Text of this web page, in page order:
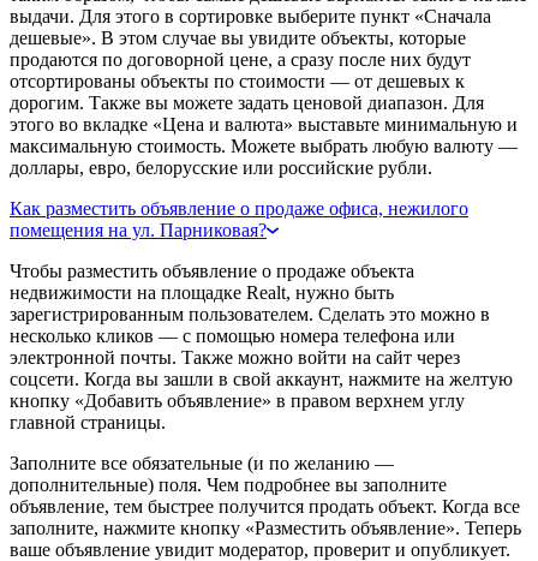
выдачи. Для этого в сортировке выберите пункт «Сначала
дешевые». В этом случае вы увидите объекты, которые
продаются по договорной цене, а сразу после них будут
отсортированы объекты по стоимости — от дешевых к
дорогим. Также вы можете задать ценовой диапазон. Для
этого во вкладке «Цена и валюта» выставьте минимальную и
максимальную стоимость. Можете выбрать любую валюту —
доллары, евро, белорусские или российские рубли.
Как разместить объявление о продаже офиса, нежилого
помещения на ул. Парниковая?
Чтобы разместить объявление о продаже объекта
недвижимости на площадке Realt, нужно быть
зарегистрированным пользователем. Сделать это можно в
несколько кликов — с помощью номера телефона или
электронной почты. Также можно войти на сайт через
соцсети. Когда вы зашли в свой аккаунт, нажмите на желтую
кнопку «Добавить объявление» в правом верхнем углу
главной страницы.
Заполните все обязательные (и по желанию —
дополнительные) поля. Чем подробнее вы заполните
объявление, тем быстрее получится продать объект. Когда все
заполните, нажмите кнопку «Разместить объявление». Теперь
ваше объявление увидит модератор, проверит и опубликует.